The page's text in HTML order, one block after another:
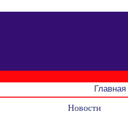
Главная
Новости